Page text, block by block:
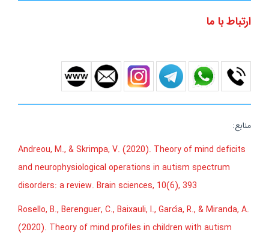
ارتباط با ما
منابع:
Andreou, M., & Skrimpa, V. (2020). Theory of mind deficits
and neurophysiological operations in autism spectrum
disorders: a review. Brain sciences, 10(6), 393
Rosello, B., Berenguer, C., Baixauli, I., García, R., & Miranda, A.
(2020). Theory of mind profiles in children with autism